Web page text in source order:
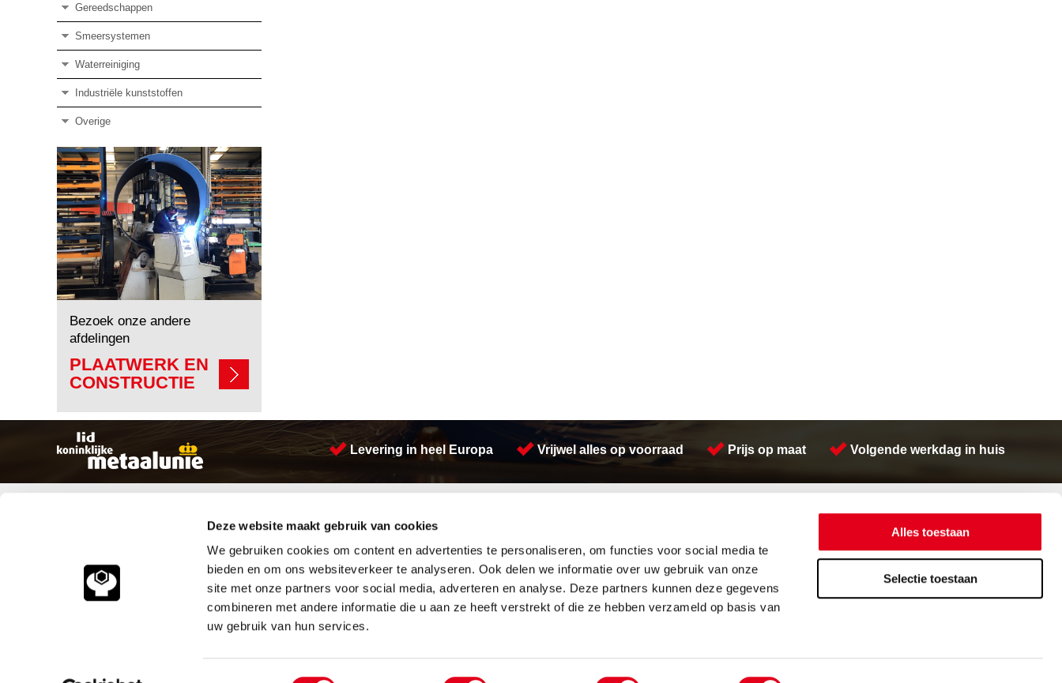
Deze website maakt gebruik van cookies
We gebruiken cookies om content en advertenties te personaliseren, om functies voor social media te
bieden en om ons websiteverkeer te analyseren. Ook delen we informatie over uw gebruik van onze
site met onze partners voor social media, adverteren en analyse. Deze partners kunnen deze gegevens
combineren met andere informatie die u aan ze heeft verstrekt of die ze hebben verzameld op basis van
uw gebruik van hun services.
Toestemmingsselectie
Alles toestaan
Selectie toestaan
Gereedschappen
Smeersystemen
Waterreiniging
Industriële kunststoffen
Overige
Bezoek onze andere
afdelingen
PLAATWERK EN
CONSTRUCTIE
Levering in heel Europa Vrijwel alles op voorraad Prijs op maat Volgende werkdag in huis
Klantenservice
Vacatures
Aandrijftechniek
Afdichtingen en Rubbers
Bevestigings materialen
Hang en sluitwerk
Hydrauliek onderdelen
Leidingcomponenten
Looproosters
Pneumatiek
Pompen
Verbruiksartikelen
Gereedschappen
Smeersystemen
Waterreiniging
Koudgewalste platen
Lasersnijden
Plaatwerk
Engineering
Buizen snijden
Meeuwsen Trade & Metal Services B.V.
Telefoon:
(0113) 57 38 78
Meeuwsen Trade & Metal Services B.V. Over ons Privacyverklaring Algemene voorwaarden